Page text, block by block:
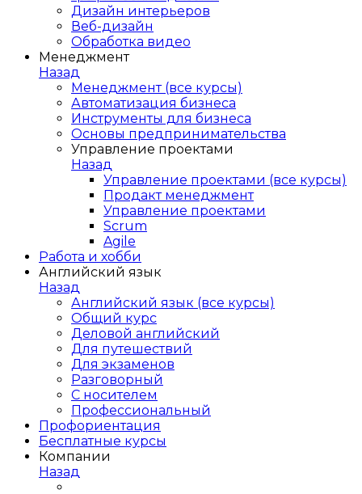
Дизайн интерьеров
Веб-дизайн
Обработка видео
Менеджмент
Назад
Менеджмент (все курсы)
Автоматизация бизнеса
Инструменты для бизнеса
Основы предпринимательства
Управление проектами
Назад
Управление проектами (все курсы)
Продакт менеджмент
Управление проектами
Scrum
Agile
Работа и хобби
Английский язык
Назад
Английский язык (все курсы)
Общий курс
Деловой английский
Для путешествий
Для экзаменов
Разговорный
С носителем
Профессиональный
Профориентация
Бесплатные курсы
Компании
Назад